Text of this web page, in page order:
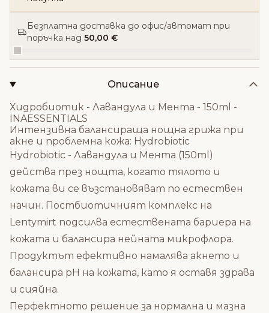
Безплатна доставка до офис/автомат при
поръчка над 50,00 €
Описание
Хидробиотик - Лавандула и Мента - 150ml -
INAESSENTIALS
Интензивна балансираща нощна грижа при
акне и проблемна кожа: Hydrobiotic
Hydrobiotic - Лавандула и Мента (150ml)
действа през нощта, когато тялото и
кожата ви се възстановяват по естествен
начин. Постбиотичният комплекс на
Lentymirt подсилва естествената бариера на
кожата и балансира нейната микрофлора.
Продуктът ефективно намалява акнето и
балансира рН на кожата, като я оставя здрава
и сияйна.
Перфектното решение за нормална и мазна